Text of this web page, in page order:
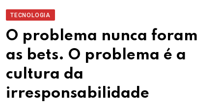
TECNOLOGIA
O problema nunca foram
as bets. O problema é a
cultura da
irresponsabilidade